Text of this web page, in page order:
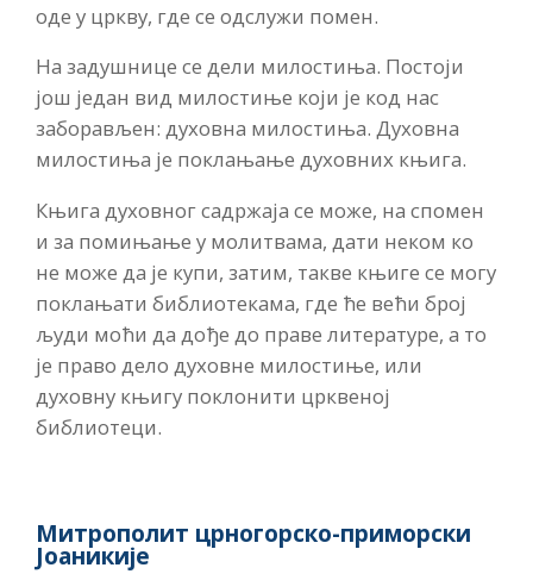
оде у цркву, где се одслужи помен.
На задушнице се дели милостиња. Постоји
још један вид милостиње који је код нас
заборављен: духовна милостиња. Духовна
милостиња је поклањање духовних књига.
Књига духовног садржаја се може, на спомен
и за помињање у молитвама, дати неком ко
не може да је купи, затим, такве књиге се могу
поклањати библиотекама, где ће већи број
људи моћи да дође до праве литературе, а то
је право дело духовне милостиње, или
духовну књигу поклонити црквеној
библиотеци.
Митрополит црногорско-приморски
Јоаникије